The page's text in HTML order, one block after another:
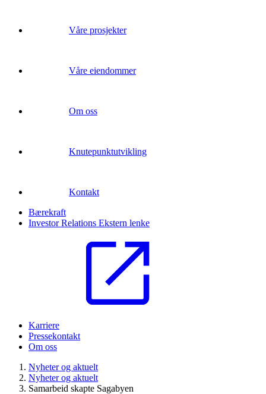
Våre prosjekter
Våre eiendommer
Om oss
Knutepunktutvikling
Kontakt
Bærekraft
Investor Relations Ekstern lenke
Karriere
Pressekontakt
Om oss
Nyheter og aktuelt
Nyheter og aktuelt
Samarbeid skapte Sagabyen